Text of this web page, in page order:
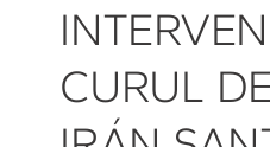
CURUL